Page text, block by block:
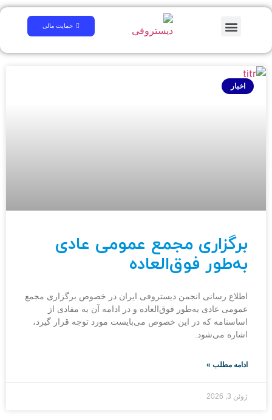
حمایت مالی
اخبار
برگزاری مجمع عمومی عادی
به‌طور فوق‌العاده
اطلاع رسانی انجمن دیستروفی ایران در خصوص برگزاری مجمع
عمومی عادی به‌طور فوق‌العاده و در ادامه آن به مفادی از
اساسنامه که در این خصوص می‌بایست مورد توجه قرار گیرد،
اشاره می‌شود.
ادامه مطلب »
ژوئن 3, 2026